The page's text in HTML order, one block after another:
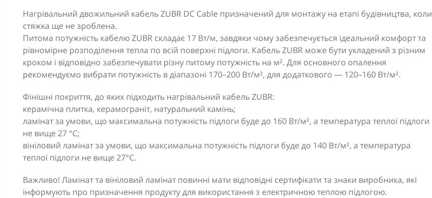
Нагрівальний двожильний кабель ZUBR DC Cable призначений для монтажу на етапі будівництва, коли
стяжка ще не зроблена.
Питома потужність кабелю ZUBR складає 17 Вт/м, завдяки чому забезпечується ідеальний комфорт та
рівномірне розподілення тепла по всій поверхні підлоги. Кабель ZUBR може бути укладений з різним
кроком і відповідно забезпечувати різну питому потужність на м². Для основного опалення
рекомендуємо вибрати потужність в діапазоні 170–200 Вт/м², для додаткового — 120–160 Вт/м².
Фінішні покриття, до яких підходить нагрівальний кабель ZUBR:
керамічна плитка, керамограніт, натуральний камінь;
ламінат за умови, що максимальна потужність підлоги буде до 160 Вт/м², а температура теплої підлоги
не вище 27 °C;
вініловий ламінат за умови, що максимальна потужність підлоги буде до 140 Вт/м², а температура
теплої підлоги не вище 27°C.
Важливо! Ламінат та вініловий ламінат повинні мати відповідні сертифікати та знаки виробника, які
інформують про призначення продукту для використання з електричною теплою підлогою.